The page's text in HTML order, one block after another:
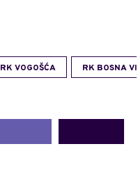
RK VOGOŠĆA RK BOSNA